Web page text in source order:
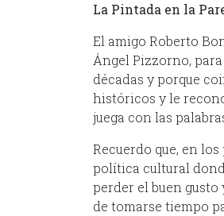
La Pintada en la
El amigo Roberto
Ángel Pizzorno,
décadas y porque
históricos y le
juega con las
Recuerdo que, en
política cultural
perder el buen
de tomarse tiempo